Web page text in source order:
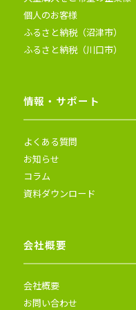
個人のお客様
ふるさと納税（沼津市）
ふるさと納税（川口市）
情報・サポート
よくある質問
お知らせ
コラム
資料ダウンロード
会社概要
会社概要
お問い合わせ